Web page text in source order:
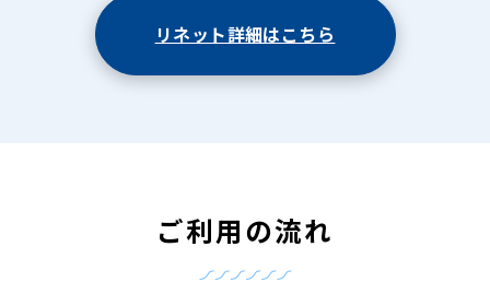
リネット詳細はこちら
ご利用の流れ